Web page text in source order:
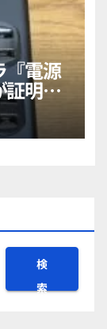
『電源
証明す
検
索